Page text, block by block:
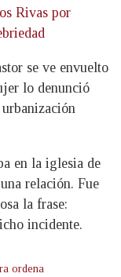
Rivas por
se ve envuelto
lo denunció
en la iglesia de
relación. Fue
la frase:
incidente.
ordena